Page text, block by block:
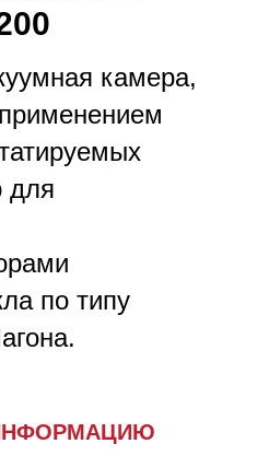
камера,
для
по типу